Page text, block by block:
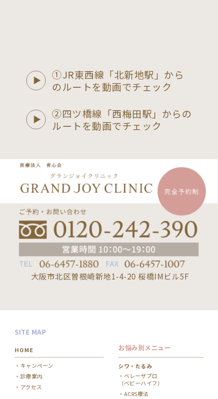
①JR東西線「北新地駅」から
のルートを動画でチェック
②四ツ橋線「西梅田駅」からの
ルートを動画でチェック
大阪市北区曽根崎新地1-4-20 桜橋IMビル5F
SITE MAP
HOME
キャンペーン
診療案内
アクセス
お悩み別メニュー
シワ・たるみ
ベレーザプロ
（ベビーハイフ）
ACRS療法